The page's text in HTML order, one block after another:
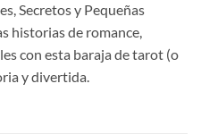
Secretos y Pequeñas
historias de romance,
con esta baraja de tarot (o
y divertida.